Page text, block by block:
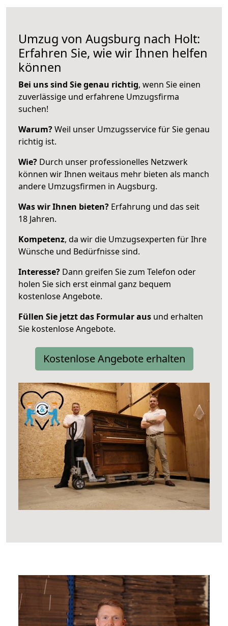
Umzug von Augsburg nach Holt:
Erfahren Sie, wie wir Ihnen helfen
können
Bei uns sind Sie genau richtig, wenn Sie einen
zuverlässige und erfahrene Umzugsfirma
suchen!
Warum?Weil unser Umzugsservice für Sie genau
richtig ist.
Wie? Durch unser professionelles Netzwerk
können wir Ihnen weitaus mehr bieten als manch
andere Umzugsfirmen in Augsburg.
Was wir Ihnen bieten? Erfahrung und das seit
18 Jahren.
Kompetenz, da wir die Umzugsexperten für Ihre
Wünsche und Bedürfnisse sind.
Interesse? Dann greifen Sie zum Telefon oder
holen Sie sich erst einmal ganz bequem
kostenlose Angebote.
Füllen Sie jetzt das Formular aus und erhalten
Sie kostenlose Angebote.
Kostenlose Angebote erhalten